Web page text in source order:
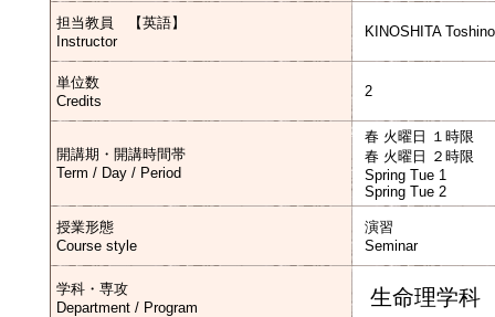
担当教員 【英語】
Instructor
KINOSHITA
単位数
Credits
2
開講期・開講時間帯
Term / Day / Period
春 火曜日 １時限
春 火曜日 ２時限
Spring Tue 1
Spring Tue 2
授業形態
Course style
演習
Seminar
学科・専攻
Department / Program
生命理学科